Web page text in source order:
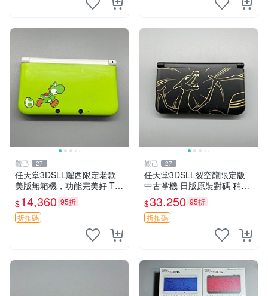
觀己 27
任天堂3DSLL耀西限定老款
美版無箱機，功能完美好 TO
UCH屏貼膜 intact 任天堂3D
SLL耀西限定無箱版功能好
搖桿觸控筆正常 轉軸順暢 任
$14,360 95折
折扣碼
觀己 27
任天堂3DSLL裂空龍限定版
中古掌機 日版原裝對碼 稍微
螢光 3D遊戲推薦 裂空龍 3D
SLL 日版 中古
$33,250 95折
折扣碼